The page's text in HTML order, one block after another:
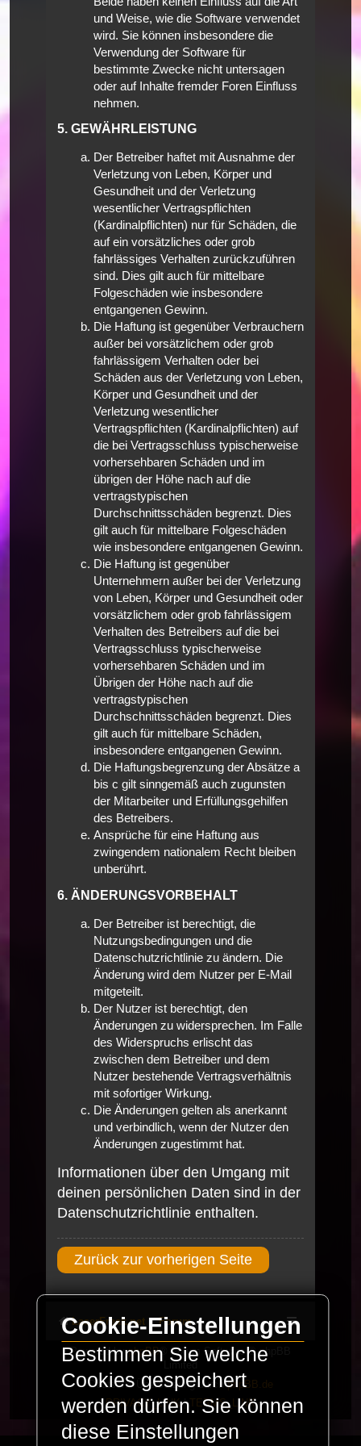
und Weise, wie die Software verwendet
wird. Sie können insbesondere die
Verwendung der Software für
bestimmte Zwecke nicht untersagen
oder auf Inhalte fremder Foren Einfluss
nehmen.
5. GEWÄHRLEISTUNG
Der Betreiber haftet mit Ausnahme der
Verletzung von Leben, Körper und
Gesundheit und der Verletzung
wesentlicher Vertragspflichten
(Kardinalpflichten) nur für Schäden, die
auf ein vorsätzliches oder grob
fahrlässiges Verhalten zurückzuführen
sind. Dies gilt auch für mittelbare
Folgeschäden wie insbesondere
entgangenen Gewinn.
Die Haftung ist gegenüber Verbrauchern
außer bei vorsätzlichem oder grob
fahrlässigem Verhalten oder bei
Schäden aus der Verletzung von Leben,
Körper und Gesundheit und der
Verletzung wesentlicher
Vertragspflichten (Kardinalpflichten) auf
die bei Vertragsschluss typischerweise
vorhersehbaren Schäden und im
übrigen der Höhe nach auf die
vertragstypischen
Durchschnittsschäden begrenzt. Dies
gilt auch für mittelbare Folgeschäden
wie insbesondere entgangenen Gewinn.
Die Haftung ist gegenüber
Unternehmern außer bei der Verletzung
von Leben, Körper und Gesundheit oder
vorsätzlichem oder grob fahrlässigem
Verhalten des Betreibers auf die bei
Vertragsschluss typischerweise
vorhersehbaren Schäden und im
Übrigen der Höhe nach auf die
vertragstypischen
Durchschnittsschäden begrenzt. Dies
gilt auch für mittelbare Schäden,
insbesondere entgangenen Gewinn.
Die Haftungsbegrenzung der Absätze a
bis c gilt sinngemäß auch zugunsten
der Mitarbeiter und Erfüllungsgehilfen
des Betreibers.
Ansprüche für eine Haftung aus
zwingendem nationalem Recht bleiben
unberührt.
6. ÄNDERUNGSVORBEHALT
Der Betreiber ist berechtigt, die
Nutzungsbedingungen und die
Datenschutzrichtlinie zu ändern. Die
Änderung wird dem Nutzer per E-Mail
mitgeteilt.
Der Nutzer ist berechtigt, den
Änderungen zu widersprechen. Im Falle
des Widerspruchs erlischt das
zwischen dem Betreiber und dem
Nutzer bestehende Vertragsverhältnis
mit sofortiger Wirkung.
Die Änderungen gelten als anerkannt
und verbindlich, wenn der Nutzer den
Änderungen zugestimmt hat.
Informationen über den Umgang mit
deinen persönlichen Daten sind in der
Datenschutzrichtlinie enthalten.
Zurück zur vorherigen Seite
LaserFreak.net Forum
Powered byphpBB® Forum Software © phpBB
Limited
Deutsche Übersetzung durchphpBB.de
PRIVACY_LINK|TERMS_LINK
Cookie-Einstellungen
Bestimmen Sie welche
Cookies gespeichert
werden dürfen. Sie können
diese Einstellungen